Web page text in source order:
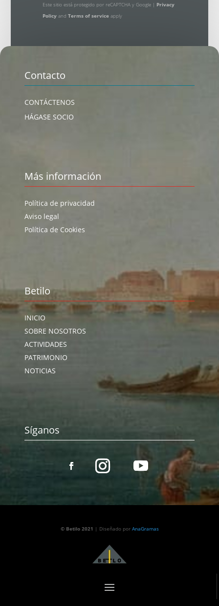
Este sitio está protegido por reCAPTCHA y Google | Privacy
Policy and Terms of serviceapply
Contacto
CONTÁCTENOS
HÁGASE SOCIO
Más información
Política de privacidad
Aviso legal
Política de Cookies
Betilo
INICIO
SOBRE NOSOTROS
ACTIVIDADES
PATRIMONIO
NOTICIAS
Síganos
© Betilo 2021 | Diseñado por AnaGramas